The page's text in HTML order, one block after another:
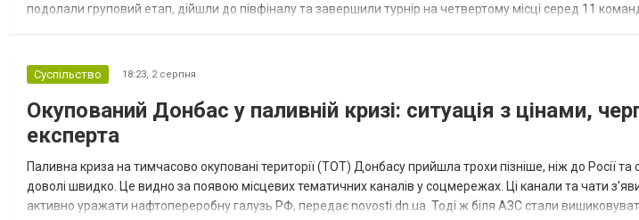
подолали груповий етап, дійшли до півфіналу та завершили турнір на четвертому місці серед 11
Суспільство 18:23, 2 серпня
Окупований Донбас у паливній кризі: ситуація з цінами,
експерта
Паливна криза на тимчасово окуповані території (ТОТ) Донбасу прийшла трохи пізніше, ніж до Росії
доволі швидко. Це видно за появою місцевих тематичних каналів у соцмережах. Ці канали та чати
активно уражати нафтопереробну галузь РФ, передає novosti.dn.ua. Тоді ж біля АЗС стали